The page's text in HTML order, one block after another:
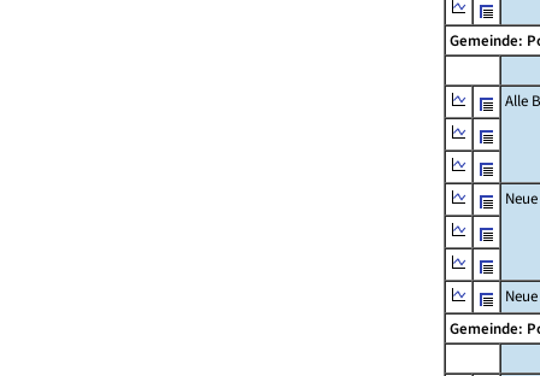
Gemeinde:
Alle
Gemeinde: